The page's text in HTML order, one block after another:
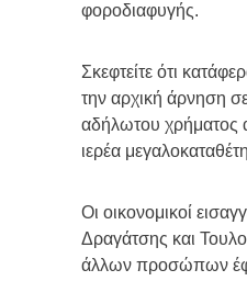
φοροδιαφυγής.
Σκεφτείτε ότι
την αρχική άρνηση
αδήλωτου χρήματος
ιερέα
Οι οικονομικοί
Δραγάτσης και
άλλων προσώπων